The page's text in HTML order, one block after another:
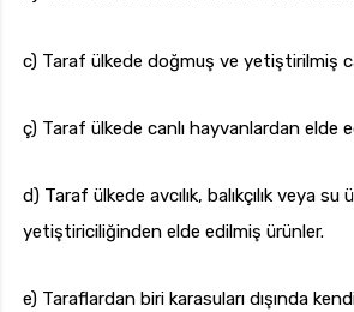
c) Taraf ülkede doğmuş ve yetiştirilmiş
ç) Taraf ülkede canlı hayvanlardan elde
d) Taraf ülkede avcılık, balıkçılık veya su
yetiştiriciliğinden elde edilmiş ürünler.
e) Taraflardan biri karasuları dışında